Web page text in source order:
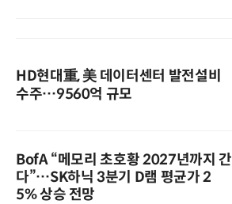
HD현대重, 美 데이터센터 발전설비
수주…9560억 규모
BofA “메모리 초호황 2027년까지 간
다”…SK하닉 3분기 D램 평균가 2
5% 상승 전망